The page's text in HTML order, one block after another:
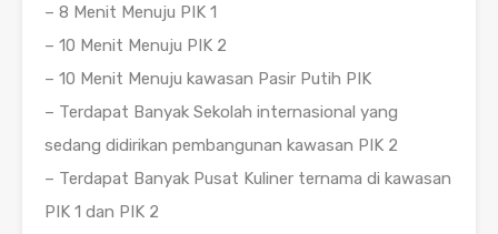
– 8 Menit Menuju PIK 1
– 10 Menit Menuju PIK 2
– 10 Menit Menuju kawasan Pasir Putih PIK
– Terdapat Banyak Sekolah internasional yang
sedang didirikan pembangunan kawasan PIK 2
– Terdapat Banyak Pusat Kuliner ternama di kawasan
PIK 1 dan PIK 2